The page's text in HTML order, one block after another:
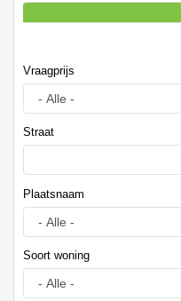
Vraagprijs
Straat
Plaatsnaam
Soort woning